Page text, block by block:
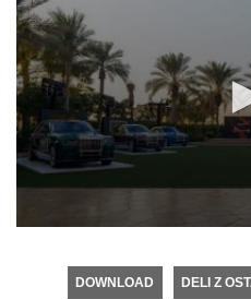
DOWNLOAD DELI Z